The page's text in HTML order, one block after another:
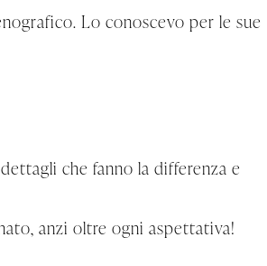
Lo conoscevo per le sue
che fanno la differenza e
anzi oltre ogni aspettativa!